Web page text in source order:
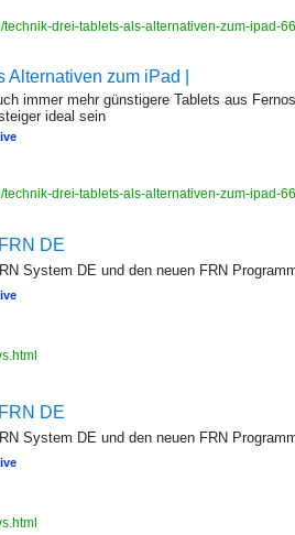
technik-drei-tablets-als-alternativen-zum-ipad-
zum iPad |
immer mehr günstigere Tablets aus
ideal sein
technik-drei-tablets-als-alternativen-zum-ipad-
DE
System DE und den neuen FRN
DE
System DE und den neuen FRN